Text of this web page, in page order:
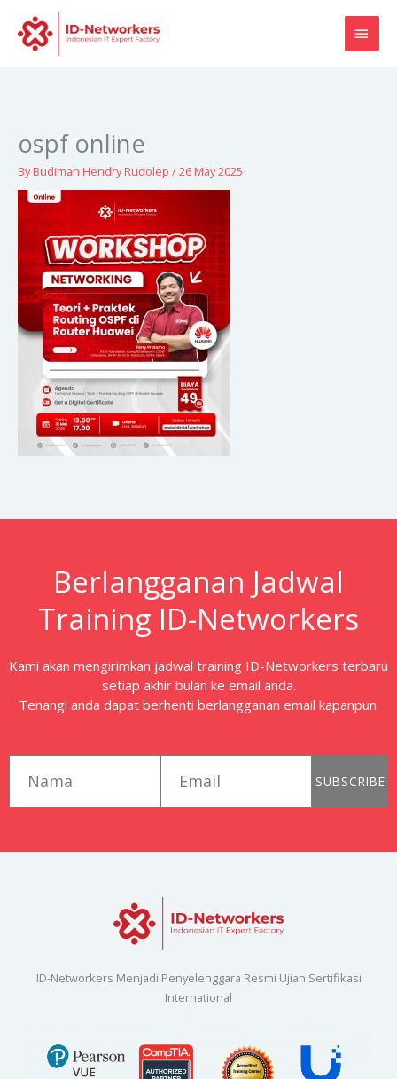
content
ospf online
ByBudiman Hendry Rudolep /26 May 2025
Berlangganan Jadwal
Training ID-Networkers
Kami akan mengirimkan jadwal training ID-Networkers terbaru
setiap akhir bulan ke email anda.
Tenang! anda dapat berhenti berlangganan email kapanpun.
SUBSCRIBE
ID-Networkers Menjadi Penyelenggara Resmi Ujian Sertifikasi
International